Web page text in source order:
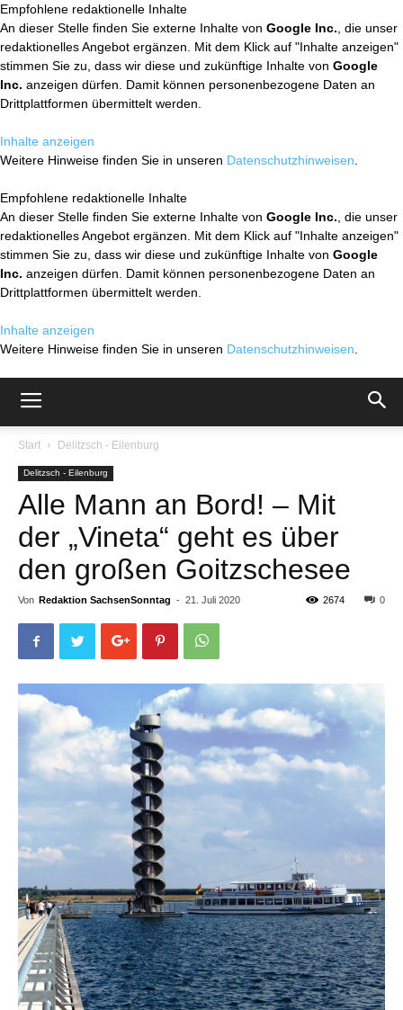
Empfohlene redaktionelle Inhalte
An dieser Stelle finden Sie externe Inhalte von Google Inc. , die unser
redaktionelles Angebot ergänzen. Mit dem Klick auf "Inhalte anzeigen"
stimmen Sie zu, dass wir diese und zukünftige Inhalte von Google
Inc. anzeigen dürfen. Damit können personenbezogene Daten an
Drittplattformen übermittelt werden.
Inhalte anzeigen
Weitere Hinweise finden Sie in unseren Datenschutzhinweisen
Empfohlene redaktionelle Inhalte
An dieser Stelle finden Sie externe Inhalte von Google Inc. , die unser
redaktionelles Angebot ergänzen. Mit dem Klick auf "Inhalte anzeigen"
stimmen Sie zu, dass wir diese und zukünftige Inhalte von Google
Inc. anzeigen dürfen. Damit können personenbezogene Daten an
Drittplattformen übermittelt werden.
Inhalte anzeigen
Weitere Hinweise finden Sie in unseren Datenschutzhinweisen
Start Delitzsch - Eilenburg
Delitzsch - Eilenburg
Alle Mann an Bord! – Mit
der „Vineta“ geht es über
den großen Goitzschesee
Von Redaktion SachsenSonntag - 21. Juli 2020 0
2674